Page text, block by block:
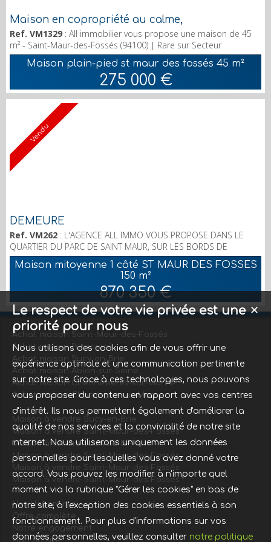
Maison en copropriété au calme,
Ref. VM1329 : All immobilier vous propose une maison de 45
m² - Saint-Maur-des-Fossés (94100) | Rare sur Secteur
Adamville. Maison en copropriété au calme, rénovée fin
Décembre 2021. Au RDC, une entrée, un séjour, une belle
cuisine équipée neuve, un espace pouvant accueillir une table à
manger, Une salle d'eau neuve avec wc et lave-linge. A l'étage :
une chambre mansardée, un espace mezzanine idéal ...
Maison plain-pied st maur des fossés 45 m²
275 000 €
Vendu
DEMEURE
Ref. VM262 : L'AGENCE ALL IMMO VOUS PROPOSE DANS LE
QUARTIER DU PARC DE SAINT MAUR, SUR LES BORDS DE
MARNE, DEMEURE DE CHARME AVEC SALON/SALLE A MANGER,
BUREAU, CUISINE, 4 CHAMBRES, SALLE DE BAINS, SALLE D'EAU,
2 WC, SOUS SOL TOTAL, TERRAIN 1016 M2; 870 350 €. TRAVAUX
A PREVOIR; 06 86 88 65 91
Maison mitoyenne 1 côté ST MAUR DES FOSSES
150 m²
870 350 €
Achat maison Saint-Maur-des-Fossés
Achat maison Pontcarré
Achat maison Sucy-en-Brie
Achat maison Ablon-sur-Seine
Achat maison Chennevières-sur-Marne
Achat maison Champigny-sur-Marne
Maison à vendre Sucy-en-Brie
Maison à vendre Saint-Maur-des-Fossés
Maison à vendre Joinville-le-Pont
Maison à vendre Saint-Maur-des-Fossés
Maison à vendre Saint-Maur-des-Fossés
Maison à vendre Saint-Maur-des-Fossés
Nos Honoraires
Offre complète
Notre engagement
Plan du site
✕
Le respect de votre vie privée est une
priorité pour nous
Nous utilisons des cookies afin de vous offrir une
expérience optimale et une communication pertinente
sur notre site. Grace à ces technologies, nous pouvons
vous proposer du contenu en rapport avec vos centres
d'intérêt. Ils nous permettent également d'améliorer la
qualité de nos services et la convivialité de notre site
internet. Nous utiliserons uniquement les données
personnelles pour lesquelles vous avez donné votre
accord. Vous pouvez les modifier à n'importe quel
moment via la rubrique "Gérer les cookies" en bas de
notre site, à l'exception des cookies essentiels à son
fonctionnement. Pour plus d'informations sur vos
données personnelles, veuillez consulter notre politique